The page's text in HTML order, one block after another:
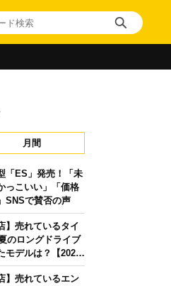
月間
「ES」発売！「未
っこいい」「価格
SNSで賛否の声
】売れているタイ
のロングドライブ
モデルは？【2026
】売れているエン